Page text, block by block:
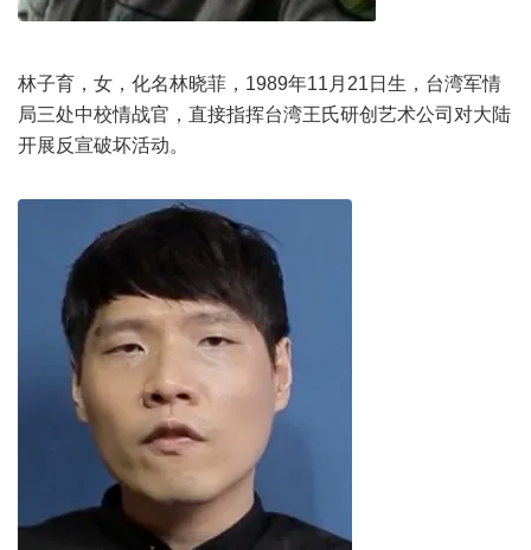
林子育，女，化名林晓菲，1989年11月21日生，台湾军情
局三处中校情战官，直接指挥台湾王氏研创艺术公司对大陆
开展反宣破坏活动。